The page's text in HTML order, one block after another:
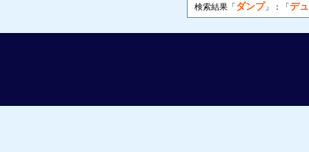
検索結果「ダンプ」：「デ